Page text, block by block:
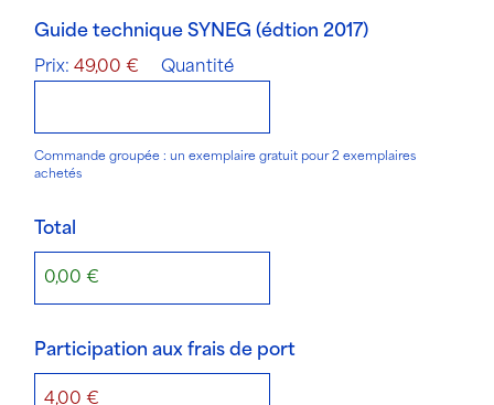
Guide technique SYNEG (édtion 2017)Quantité
Prix: 49,00 € Quantité
Commande groupée : un exemplaire gratuit pour 2 exemplaires
achetés
Total
Participation aux frais de port